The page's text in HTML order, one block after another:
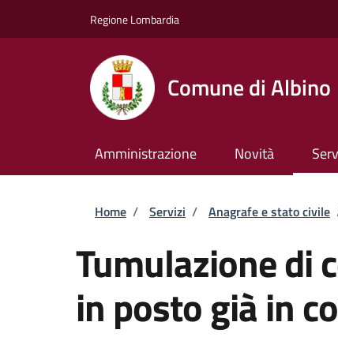
Regione Lombardia
Comune di Albino
Amministrazione Novità
Briciole di pane
Home / Servizi / Anagrafe e stato civile
Tumulazione di
in posto già in